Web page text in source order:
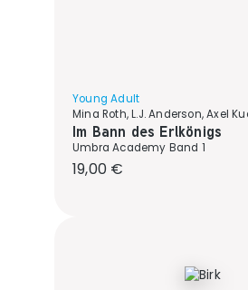
Young Adult
Mina Roth, L.J. Anderson, Axel
Im Bann des Erlkönigs
Umbra Academy Band 1
Regulärer Preis:
19,00 €